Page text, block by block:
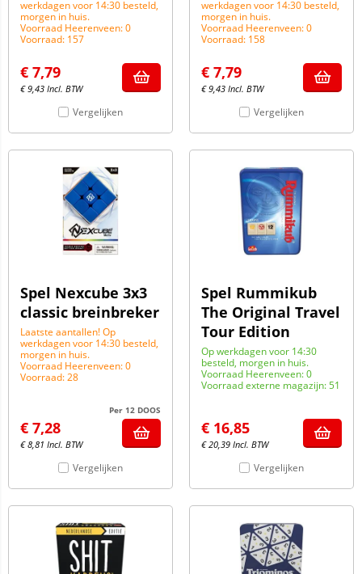
werkdagen voor 14:30 besteld,
morgen in huis.
Voorraad Heerenveen: 0
Voorraad: 157
€ 7,79
€9,43 Incl. BTW
Vergelijken
werkdagen voor 14:30 besteld,
morgen in huis.
Voorraad Heerenveen: 0
Voorraad: 158
€ 7,79
€9,43 Incl. BTW
Vergelijken
Spel Nexcube 3x3
classic breinbreker
Laatste aantallen! Op
werkdagen voor 14:30 besteld,
morgen in huis.
Voorraad Heerenveen: 0
Voorraad: 28
Per 12 DOOS
€ 7,28
€8,81 Incl. BTW
Vergelijken
Spel Rummikub
The Original Travel
Tour Edition
Op werkdagen voor 14:30
besteld, morgen in huis.
Voorraad Heerenveen: 0
Voorraad externe magazijn: 51
€ 16,85
€20,39 Incl. BTW
Vergelijken